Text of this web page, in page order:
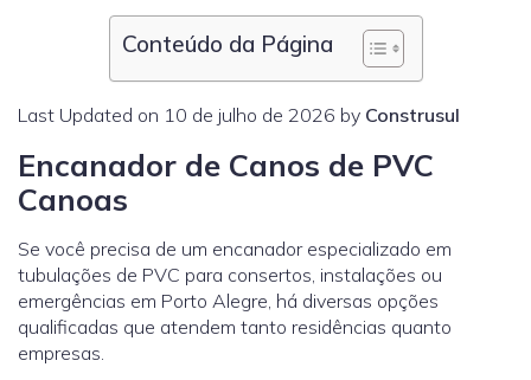
Conteúdo da Página
Last Updated on 10 de julho de 2026 by Construsul
Encanador de Canos de PVC
Canoas
Se você precisa de um encanador especializado em
tubulações de PVC para consertos, instalações ou
emergências em Porto Alegre, há diversas opções
qualificadas que atendem tanto residências quanto
empresas.